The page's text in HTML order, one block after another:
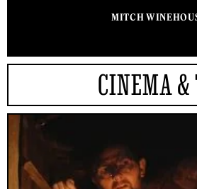
MITCH
CINEMA &